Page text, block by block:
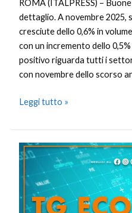
ROMA (ITALPRESS) –
dettaglio. A novembre 2025,
cresciute dello 0,6% in
con un incremento dello
positivo riguarda tutti i
con novembre dello scorso
Leggi tutto »
Tg
Economia
–
9/1/2026